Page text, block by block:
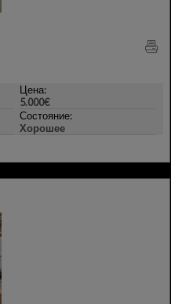
Цена:
5.000€
Состояние:
Хорошее